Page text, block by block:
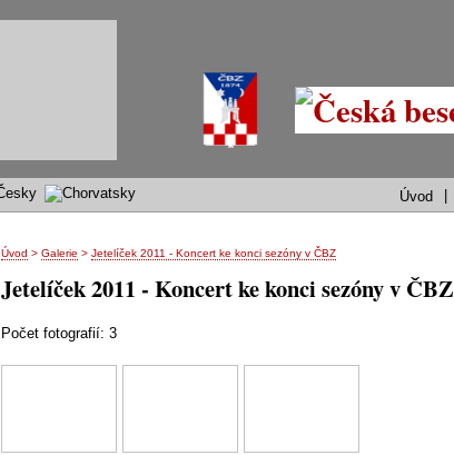
Úvod
Úvod > Galerie > Jetelíček 2011 - Koncert ke konci sezóny v ČBZ
Jetelíček 2011 - Koncert ke konci sezóny v ČBZ
Počet fotografií: 3